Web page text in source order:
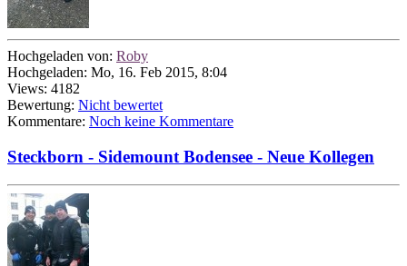
Hochgeladen von: Roby
Hochgeladen: Mo, 16. Feb 2015, 8:04
Views: 4182
Bewertung: Nicht bewertet
Kommentare: Noch keine Kommentare
Steckborn - Sidemount Bodensee - Neue Kollegen